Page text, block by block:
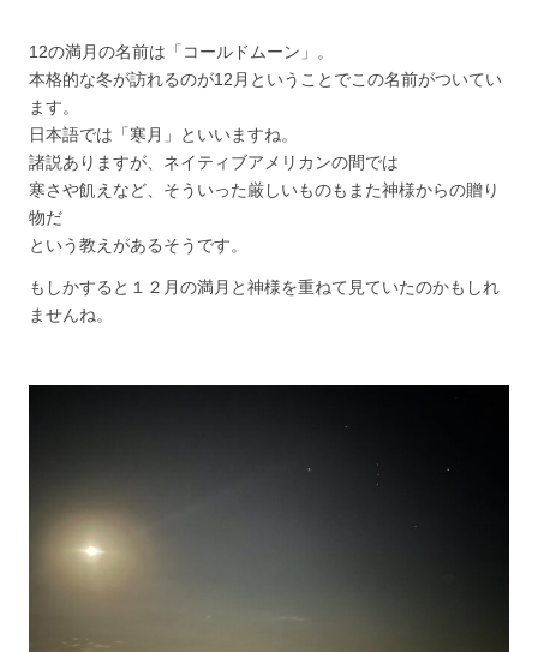
12の満月の名前は「コールドムーン」。
本格的な冬が訪れるのが12月ということでこの名前がついてい
ます。
日本語では「寒月」といいますね。
諸説ありますが、ネイティブアメリカンの間では
寒さや飢えなど、そういった厳しいものもまた神様からの贈り
物だ
という教えがあるそうです。
もしかすると１２月の満月と神様を重ねて見ていたのかもしれ
ませんね。